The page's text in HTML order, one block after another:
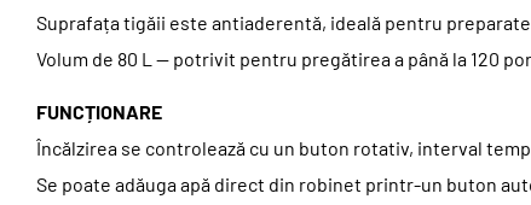
Suprafața tigăii este antiaderentă, ideală pentru
Volum de 80 L — potrivit pentru pregătirea a până la 120
FUNCȚIONARE
Încălzirea se controlează cu un buton rotativ, interval
Se poate adăuga apă direct din robinet printr-un buton